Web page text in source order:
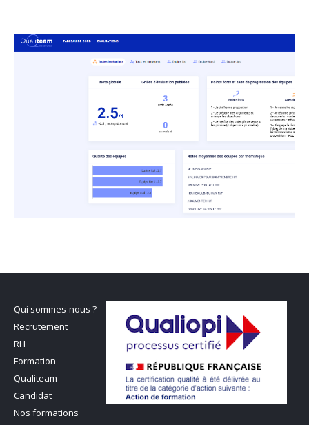
Qui sommes-nous ?
Recrutement
RH
Formation
Qualiteam
Candidat
Nos formations